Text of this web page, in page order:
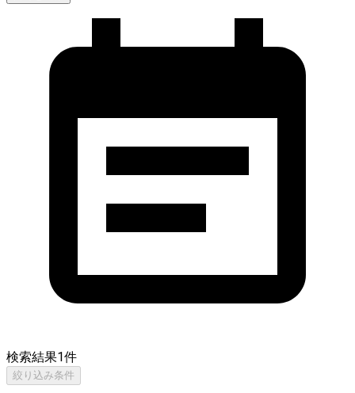
検索結果1件
絞り込み条件